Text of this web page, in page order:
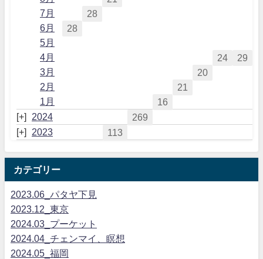
7月
28
6月
28
5月
29
4月
24
3月
20
2月
21
1月
16
2024
269
2023
113
カテゴリー
2023.06_パタヤ下見
2023.12_東京
2024.03_プーケット
2024.04_チェンマイ、瞑想
2024.05_福岡